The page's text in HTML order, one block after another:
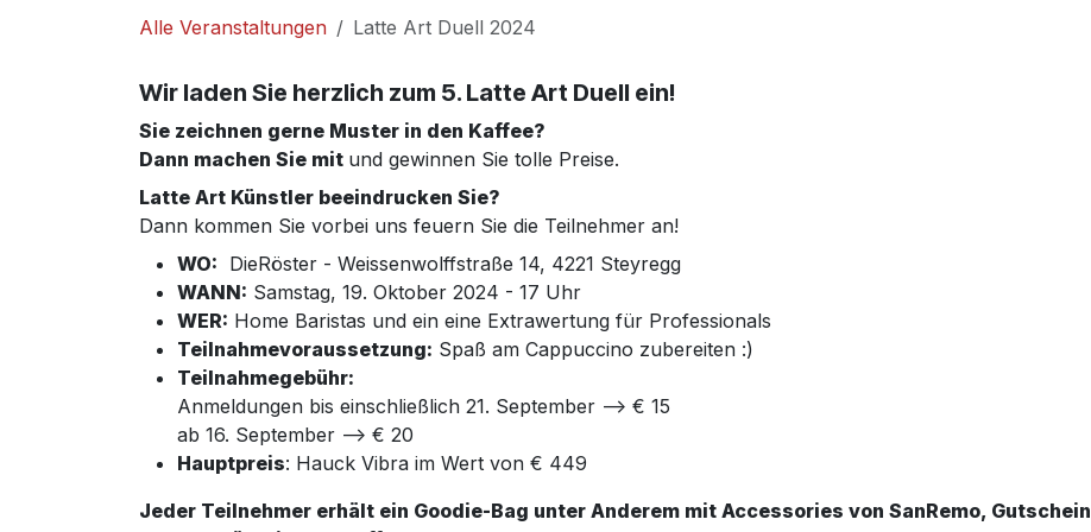
Alle Veranstaltungen Latte Art Duell 2024
Wir laden Sie herzlich zum 5. Latte Art Duell ein!
Sie zeichnen gerne Muster in den Kaffee?
Dann machen Sie mit und gewinnen Sie tolle Preise.
Latte Art Künstler beeindrucken Sie?
Dann kommen Sie vorbei uns feuern Sie die Teilnehmer an!
WO: DieRöster - Weissenwolffstraße 14, 4221 Steyregg
WANN: Samstag, 19. Oktober 2024 - 17 Uhr
WER: Home Baristas und ein eine Extrawertung für Professionals
Teilnahmevoraussetzung: Spaß am Cappuccino zubereiten :)
Teilnahmegebühr:
Anmeldungen bis einschließlich 21. September --> € 15
ab 16. September --> € 20
Hauptpreis: Hauck Vibra im Wert von € 449
Jeder Teilnehmer erhält ein Goodie-Bag unter Anderem mit Accessories von SanRemo, Gutschein